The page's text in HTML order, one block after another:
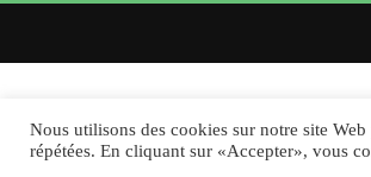
Nous utilisons des cookies sur notre site
répétées. En cliquant sur «Accepter», vous